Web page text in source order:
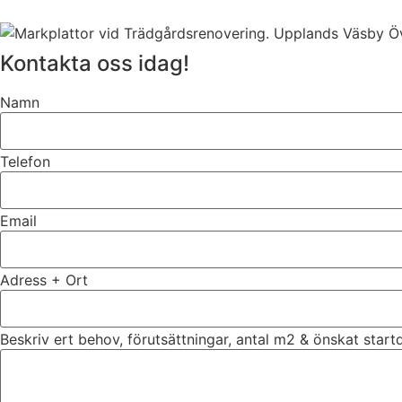
Kontakta oss idag!
Namn
Telefon
Email
Adress + Ort
Beskriv ert behov, förutsättningar, antal m2 & önskat